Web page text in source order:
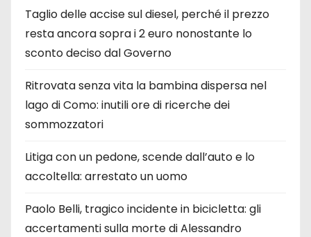
Taglio delle accise sul diesel, perché il prezzo
resta ancora sopra i 2 euro nonostante lo
sconto deciso dal Governo
Ritrovata senza vita la bambina dispersa nel
lago di Como: inutili ore di ricerche dei
sommozzatori
Litiga con un pedone, scende dall’auto e lo
accoltella: arrestato un uomo
Paolo Belli, tragico incidente in bicicletta: gli
accertamenti sulla morte di Alessandro